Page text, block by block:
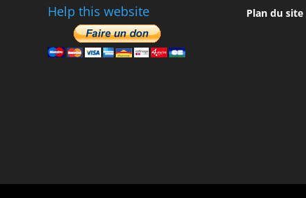
Help this website Plan du site